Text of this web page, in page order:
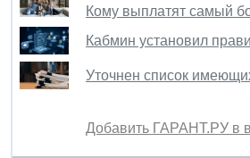
Кому выплатят самый
Кабмин установил
Уточнен список
Добавить ГАРАНТ.РУ в